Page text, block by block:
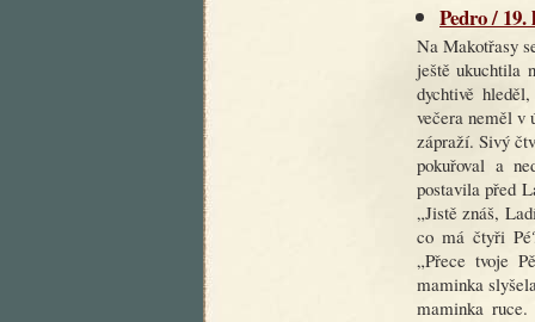
Pedro / 19.
Na Makotřasy
ještě ukuchtila
dychtivě
večera neměl v
zápraží. Sivý
pokuřoval a
postavila před
„Jistě znáš,
co má čtyři
„Přece tvoje
maminka
maminka ruce.